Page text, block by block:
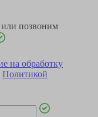
позвоним
на обработку
Политикой